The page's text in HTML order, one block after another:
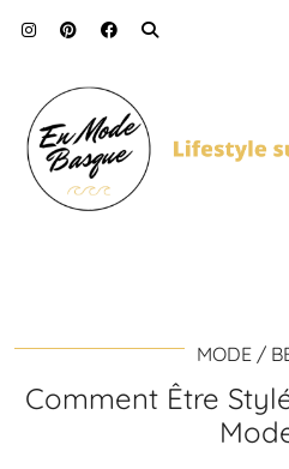
MODE /
Comment Être